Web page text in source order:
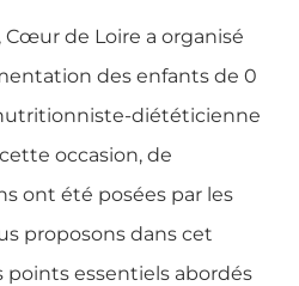
Cœur de Loire a organisé
des enfants de 0
diététicienne
occasion, de
ont été posées par les
proposons dans cet
points essentiels abordés